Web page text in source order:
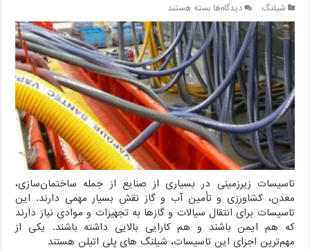
شیلنگ دیدگاه‌هابرای
تاسیسات
زیرزمینی:
نقش
حیاتی
شیلنگ
های
پلی
اتیلن
بسته هستند
تاسیسات زیرزمینی در بسیاری از صنایع از جمله ساختمان‌سازی،
معدن، کشاورزی و تأمین آب و گاز نقش بسیار مهمی دارند. این
تاسیسات برای انتقال سیالات و گازها به تجهیزات و موادی نیاز دارند
که هم ایمن باشند و هم کارایی بالایی داشته باشند. یکی از
مهم‌ترین اجزای این تاسیسات، شیلنگ های پلی اتیلن هستند